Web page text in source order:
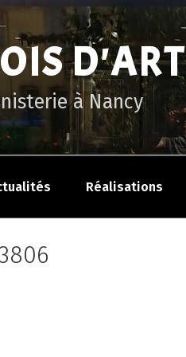
D'ART
à Nancy
Réalisations